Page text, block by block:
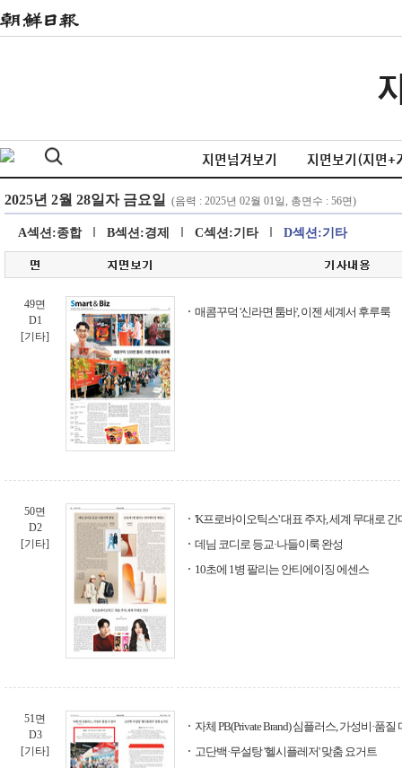
지면넘겨보기 지면보기(지면+
A섹션:종합 B섹션:경제 C섹션:기타 D섹션:기타
49면
D1
[기타]
매콤꾸덕 '신라면 툼바', 이젠 세계서 후루룩
50면
D2
[기타]
'K프로바이오틱스' 대표 주자, 세계 무대로 간
데님 코디로 등교·나들이룩 완성
10초에 1병 팔리는 안티에이징 에센스
51면
D3
[기타]
자체 PB(Private Brand) 심플러스, 가성비·품질
고단백·무설탕 '헬시플레저' 맞춤 요거트